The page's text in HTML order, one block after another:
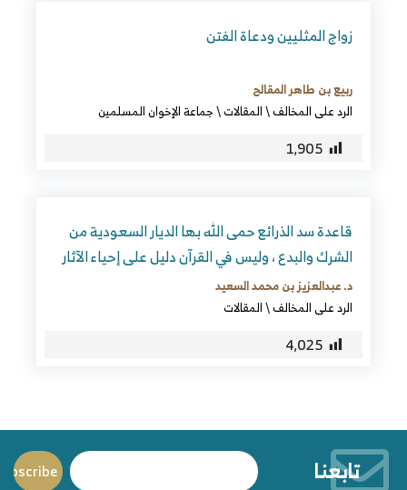
زواج المثليين ودعاة الفتن
ربيع بن طاهر المقالح
الرد على المخالف\المقالات\جماعة الإخوان المسلمين
1٬905
قاعدة سد الذرائع حمى الله بها الديار السعودية من
الشرك والبدع ، وليس في القرآن دليل على إحياء الآثار
د. عبدالعزيز بن محمد السعيد
الرد على المخالف\المقالات
4٬025
تابعنا